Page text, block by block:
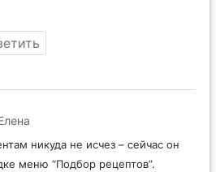
никуда не исчез – сейчас он
меню “Подбор рецептов”.